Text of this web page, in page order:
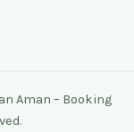
Aman – Booking